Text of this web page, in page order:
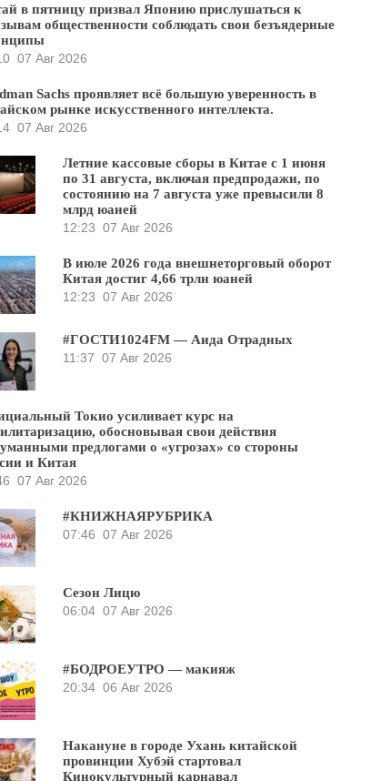
в пятницу призвал Японию прислушаться к
общественности соблюдать свои безъядерные
07 Авг 2026
Sachs проявляет всё большую уверенность в
рынке искусственного интеллекта.
07 Авг 2026
Летние кассовые сборы в Китае с 1 июня
по 31 августа, включая предпродажи, по
состоянию на 7 августа уже превысили 8
млрд юаней
12:23 07 Авг 2026
В июле 2026 года внешнеторговый оборот
Китая достиг 4,66 трлн юаней
12:23 07 Авг 2026
#ГОСТИ1024FM — Аида Отрадных
11:37 07 Авг 2026
Токио усиливает курс на
обосновывая свои действия
предлогами о «угрозах» со стороны
и Китая
07 Авг 2026
#КНИЖНАЯРУБРИКА
07:46 07 Авг 2026
Сезон Лицю
06:04 07 Авг 2026
#БОДРОЕУТРО — макияж
20:34 06 Авг 2026
Накануне в городе Ухань китайской
провинции Хубэй стартовал
Кинокультурный карнавал